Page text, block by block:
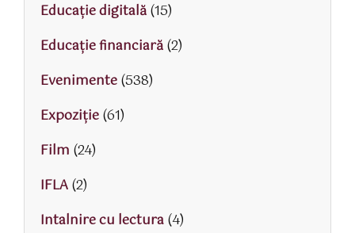
Educaţie digitală(15)
Educaţie financiară(2)
Evenimente(538)
Expoziție(61)
Film (24)
IFLA(2)
Intalnire cu lectura(4)